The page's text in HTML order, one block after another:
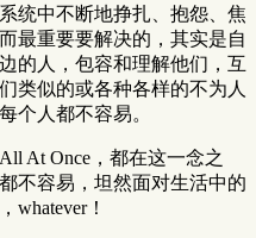
统中不断地挣扎、抱怨、焦
最重要要解决的，其实是自
的人，包容和理解他们，互
类似的或各种各样的不为人
个人都不容易。
At Once，都在这一念之
不容易，坦然面对生活中的
whatever！